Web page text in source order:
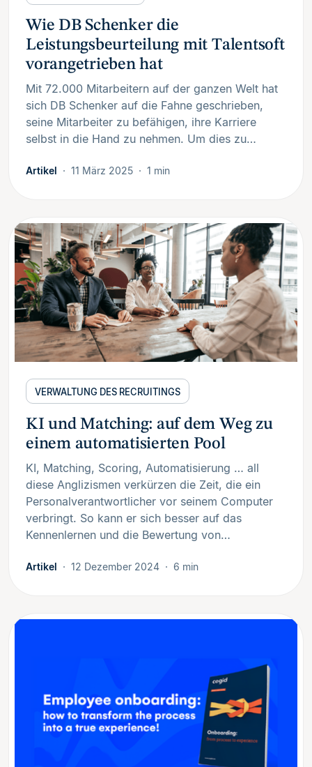
Wie DB Schenker die
Leistungsbeurteilung mit Talentsoft
vorangetrieben hat
Mit 72.000 Mitarbeitern auf der ganzen Welt hat
sich DB Schenker auf die Fahne geschrieben,
seine Mitarbeiter zu befähigen, ihre Karriere
selbst in die Hand zu nehmen. Um dies zu…
Artikel 11 März 2025 1 min
VERWALTUNG DES RECRUITINGS
KI und Matching: auf dem Weg zu
einem automatisierten Pool
KI, Matching, Scoring, Automatisierung … all
diese Anglizismen verkürzen die Zeit, die ein
Personalverantwortlicher vor seinem Computer
verbringt. So kann er sich besser auf das
Kennenlernen und die Bewertung von…
Artikel 12 Dezember 2024 6 min